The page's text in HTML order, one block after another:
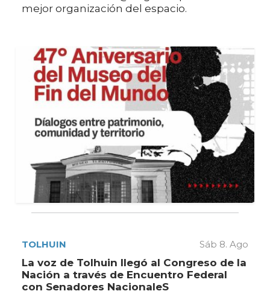
mejor organización del espacio.
TOLHUIN Sáb 8. Ago
La voz de Tolhuin llegó al Congreso de la
Nación a través de Encuentro Federal
con Senadores NacionaleS